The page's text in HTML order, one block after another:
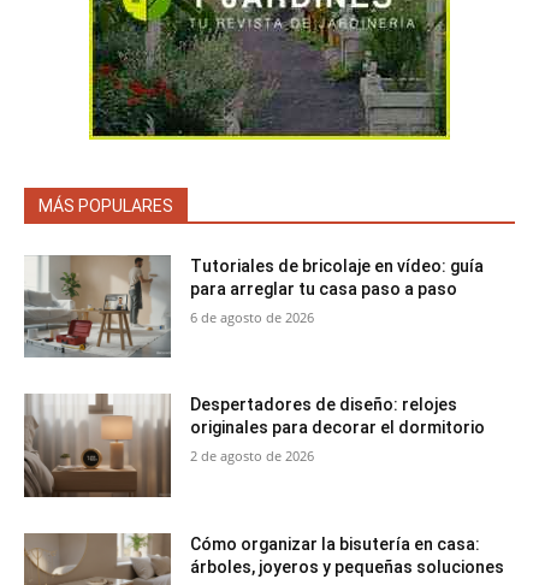
MÁS POPULARES
Tutoriales de bricolaje en vídeo: guía
para arreglar tu casa paso a paso
6 de agosto de 2026
Despertadores de diseño: relojes
originales para decorar el dormitorio
2 de agosto de 2026
Cómo organizar la bisutería en casa:
árboles, joyeros y pequeñas soluciones